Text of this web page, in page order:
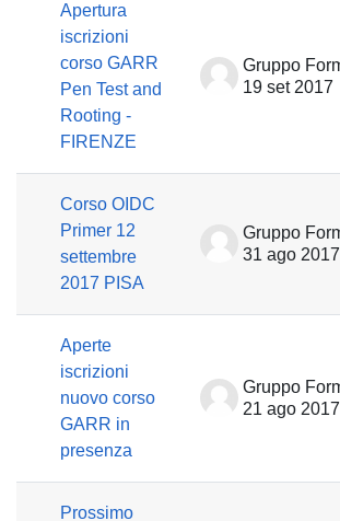
Apertura
iscrizioni
corso GARR
Pen Test and
Rooting -
FIRENZE
19 set 2017
Corso OIDC
Primer 12
settembre
2017 PISA
31 ago 2017
Aperte
iscrizioni
nuovo corso
GARR in
presenza
21 ago 2017
Prossimo